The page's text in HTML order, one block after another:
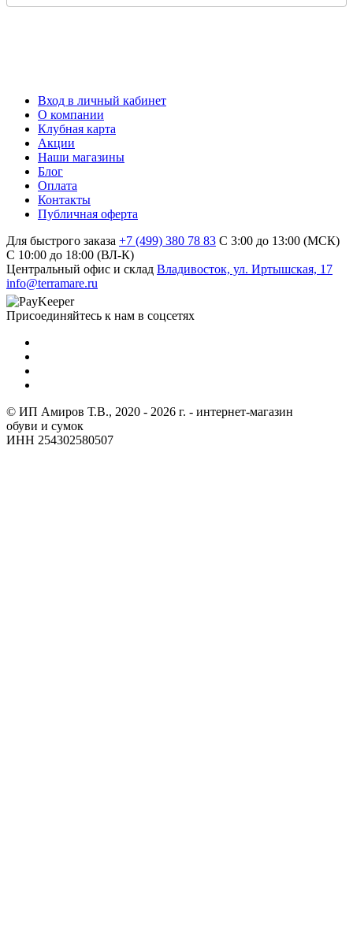
Вход в личный кабинет
О компании
Клубная карта
Акции
Наши магазины
Блог
Оплата
Контакты
Публичная оферта
Для быстрого заказа +7 (499) 380 78 83 С 3:00 до 13:00 (МСК)
C 10:00 до 18:00 (ВЛ-К)
Центральный офис и склад Владивосток, ул. Иртышская, 17
info@terramare.ru
Присоединяйтесь к нам в соцсетях
© ИП Амиров Т.В., 2020 - 2026 г. - интернет-магазин
обуви и сумок
ИНН 254302580507